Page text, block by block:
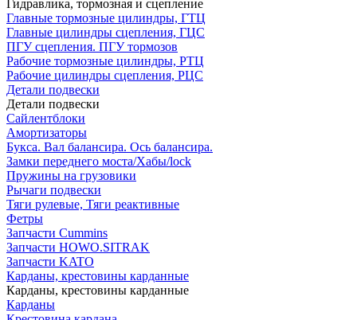
Гидравлика, тормозная и сцепление
Главные тормозные цилиндры, ГТЦ
Главные цилиндры сцепления, ГЦС
ПГУ сцепления. ПГУ тормозов
Рабочие тормозные цилиндры, РТЦ
Рабочие цилиндры сцепления, РЦС
Детали подвески
Детали подвески
Cайлентблоки
Амортизаторы
Букса. Вал балансира. Ось балансира.
Замки переднего моста/Хабы/lock
Пружины на грузовики
Рычаги подвески
Тяги рулевые, Тяги реактивные
Фетры
Запчасти Cummins
Запчасти HOWO.SITRAK
Запчасти KATO
Карданы, крестовины карданные
Карданы, крестовины карданные
Карданы